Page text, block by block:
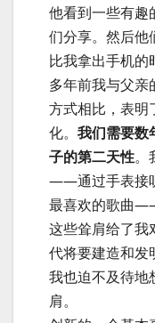
他看到一些有趣
们分享。然后他
比我拿出手机的
多年前我与父亲
方式相比，表明
化。 我们需要数
子的第二天性。
——通过手表接
最喜欢的歌曲
这些耸肩给了我
代将要建造和
我也迫不及待地
肩。